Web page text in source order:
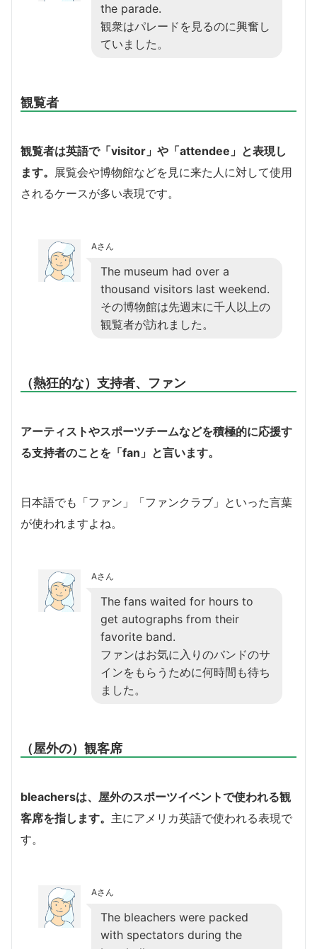
the parade.
観衆はパレードを見るのに興奮し
ていました。
観覧者
観覧者は英語で「visitor」や「attendee」と表現し
ます。 展覧会や博物館などを見に来た人に対して使用
されるケースが多い表現です。
Aさん
The museum had over a
thousand visitors last weekend.
その博物館は先週末に千人以上の
観覧者が訪れました。
（熱狂的な）支持者、ファン
アーティストやスポーツチームなどを積極的に応援す
る支持者のことを「fan」と言います。
日本語でも「ファン」「ファンクラブ」といった言葉
が使われますよね。
Aさん
The fans waited for hours to
get autographs from their
favorite band.
ファンはお気に入りのバンドのサ
インをもらうために何時間も待ち
ました。
（屋外の）観客席
bleachersは、屋外のスポーツイベントで使われる観
客席を指します。 主にアメリカ英語で使われる表現で
す。
Aさん
The bleachers were packed
with spectators during the